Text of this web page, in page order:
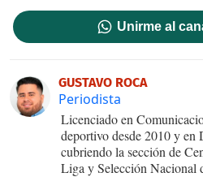
Unirme al
GUSTAVO ROCA
Periodista
Licenciado en
deportivo desde 2010 y
cubriendo la sección de
Liga y Selección Nacional